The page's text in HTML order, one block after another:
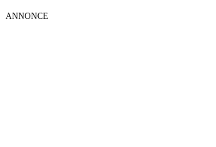
ANNONCE